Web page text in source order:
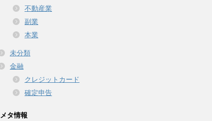
不動産業
副業
本業
未分類
金融
クレジットカード
確定申告
メタ情報